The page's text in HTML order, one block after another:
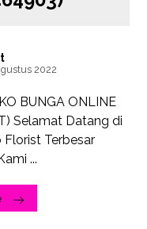
2022
BUNGA ONLINE
Selamat Datang di
Florist Terbesar
...